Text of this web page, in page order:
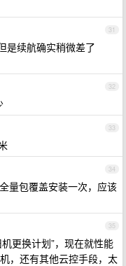
31
是续航确实稍微差了
32
33
34
量包覆盖安装一次，应该
35
更换计划”，现在就性能
，还有其他云控手段，太